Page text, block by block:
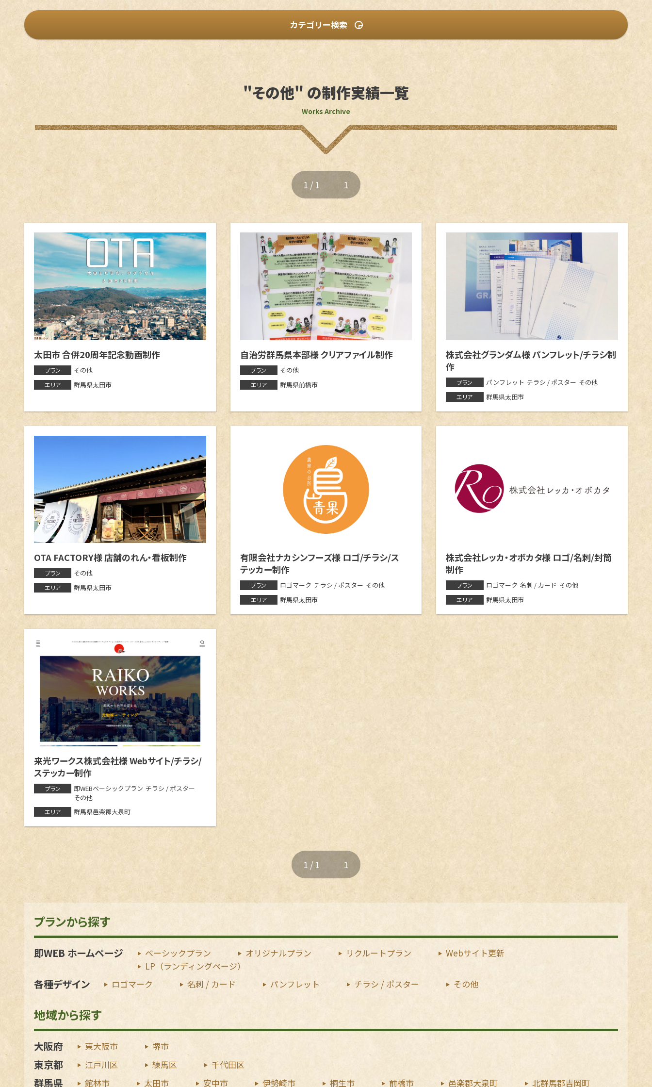
ウルトラプリント
LP（ランディングページ）
ロゴマーク
パンフレット
チラシ / ポスター
その他
050-5434-8194
受付 9:00～17:00 土日・祝祭日を除く
メールフォーム
カテゴリー検索
プランから探す
オリジナルプラン リクルートプラン
練馬区
群馬県 館林市 太田市 安中市 伊勢崎市 桐生市 前橋市 邑楽郡大泉町
北群馬郡吉岡町
佐波郡玉村町
栃木県 足利市
埼玉県 さいたま市 深谷市
神奈川県 大和市
"その他" の制作実績一覧
Works Archive
1 / 1 1
太田市 合併20周年記念動画制作
プラン その他
エリア 群馬県太田市
自治労群馬県本部様 クリアファイル制作
プラン その他
エリア 群馬県前橋市
株式会社グランダム様 パンフレット/チラシ制
作
プラン パンフレット チラシ / ポスター その他
エリア 群馬県太田市
OTA FACTORY様 店舗のれん・看板制作
プラン その他
エリア 群馬県太田市
有限会社ナカシンフーズ様 ロゴ/チラシ/ス
テッカー制作
プラン ロゴマーク チラシ / ポスター その他
エリア 群馬県太田市
株式会社レッカ・オボカタ様 ロゴ/名刺/封筒
制作
プラン ロゴマーク 名刺 / カード その他
エリア 群馬県太田市
来光ワークス株式会社様 Webサイト/チラシ/
ステッカー制作
プラン 即WEBベーシックプラン チラシ / ポスター
その他
エリア 群馬県邑楽郡大泉町
1 / 1 1
プランから探す
即WEB ホームページ ベーシックプラン オリジナルプラン リクルートプラン
Webサイト更新
LP（ランディングページ）
各種デザイン ロゴマーク 名刺 / カード パンフレット チラシ / ポスター その他
地域から探す
大阪府 東大阪市 堺市
東京都 江戸川区 練馬区 千代田区
群馬県 館林市 太田市 安中市 伊勢崎市 桐生市 前橋市 邑楽郡大泉町 北群馬郡吉岡町